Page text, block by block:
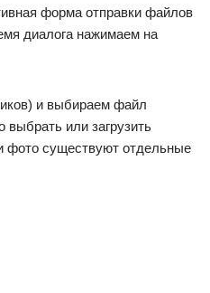
форма отправки файлов
диалога нажимаем на
и выбираем файл
или загрузить
фото существуют отдельные